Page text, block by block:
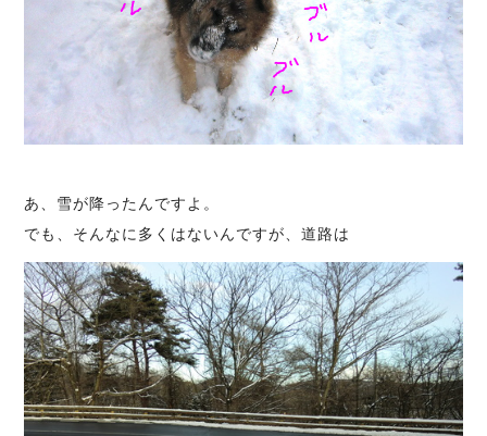
あ、雪が降ったんですよ。
でも、そんなに多くはないんですが、道路は